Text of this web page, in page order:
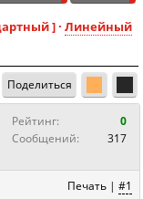
] · Линейный
Поделиться
Рейтинг:
0
Сообщений:
317
Печать | #1